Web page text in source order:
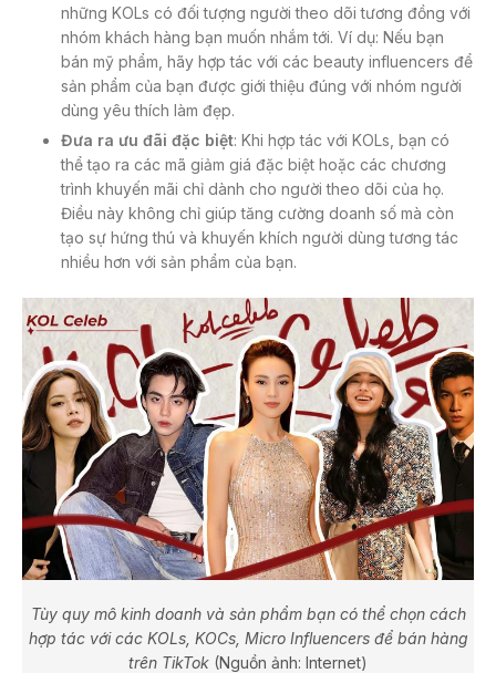
những KOLs có đối tượng người theo dõi tương đồng với
nhóm khách hàng bạn muốn nhắm tới. Ví dụ: Nếu bạn
bán mỹ phẩm, hãy hợp tác với các beauty influencers để
sản phẩm của bạn được giới thiệu đúng với nhóm người
dùng yêu thích làm đẹp.
Đưa ra ưu đãi đặc biệt: Khi hợp tác với KOLs, bạn có
thể tạo ra các mã giảm giá đặc biệt hoặc các chương
trình khuyến mãi chỉ dành cho người theo dõi của họ.
Điều này không chỉ giúp tăng cường doanh số mà còn
tạo sự hứng thú và khuyến khích người dùng tương tác
nhiều hơn với sản phẩm của bạn.
Tùy quy mô kinh doanh và sản phẩm bạn có thể chọn cách
hợp tác với các KOLs, KOCs, Micro Influencers để bán hàng
trên TikTok (Nguồn ảnh: Internet)